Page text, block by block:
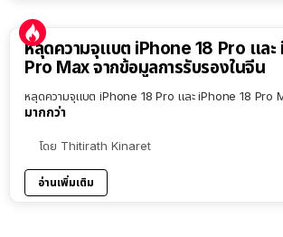
หลุดความจุแบต iPhone 18 Pro และ
Pro Max จากข้อมูลการรับรองในจีน
หลุดความจุแบต iPhone 18 Pro และ iPhone 18 Pro
มากกว่า
โดย Thitirath Kinaret
อ่านเพิ่มเติม